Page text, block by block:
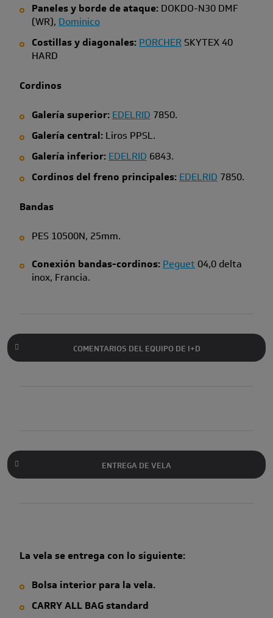
Paneles y borde de ataque:DOKDO-N30 DMF
(WR), Dominico
Costillas y diagonales: PORCHERSKYTEX 40
HARD
Cordinos
Galería superior: EDELRID 7850.
Galería central: Liros PPSL.
Galería inferior: EDELRID 6843.
Cordinos del freno principales: EDELRID 7850.
Bandas
PES 10500N, 25mm.
Conexión bandas-cordinos: Peguet 04,0 delta
inox, Francia.
COMENTARIOS DEL EQUIPO DE I+D
ENTREGA DE VELA
La vela se entrega con lo siguiente:
Bolsa interior para la vela.
CARRY ALL BAG standard